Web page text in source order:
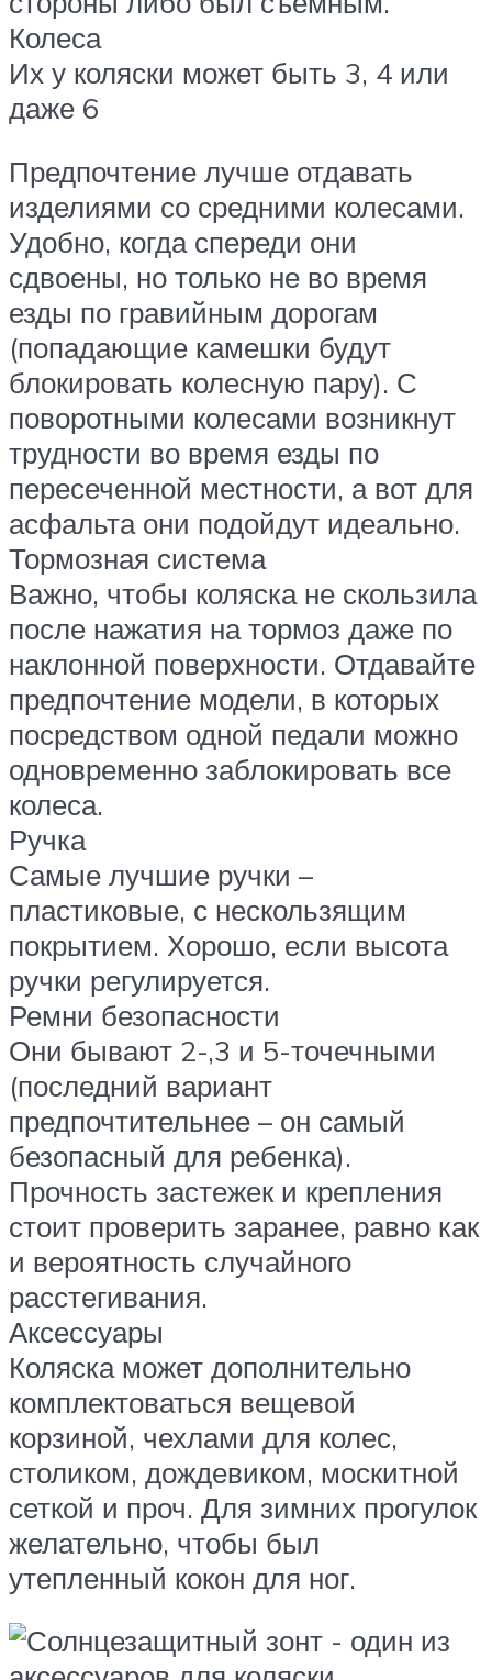
Колеса
Их у коляски может быть 3, 4 или
даже 6
Предпочтение лучше отдавать
изделиями со средними колесами.
Удобно, когда спереди они
сдвоены, но только не во время
езды по гравийным дорогам
(попадающие камешки будут
блокировать колесную пару). С
поворотными колесами возникнут
трудности во время езды по
пересеченной местности, а вот для
асфальта они подойдут идеально.
Тормозная система
Важно, чтобы коляска не скользила
после нажатия на тормоз даже по
наклонной поверхности. Отдавайте
предпочтение модели, в которых
посредством одной педали можно
одновременно заблокировать все
колеса.
Ручка
Самые лучшие ручки –
пластиковые, с нескользящим
покрытием. Хорошо, если высота
ручки регулируется.
Ремни безопасности
Они бывают 2-,3 и 5-точечными
(последний вариант
предпочтительнее – он самый
безопасный для ребенка).
Прочность застежек и крепления
стоит проверить заранее, равно как
и вероятность случайного
расстегивания.
Аксессуары
Коляска может дополнительно
комплектоваться вещевой
корзиной, чехлами для колес,
столиком, дождевиком, москитной
сеткой и проч. Для зимних прогулок
желательно, чтобы был
утепленный кокон для ног.